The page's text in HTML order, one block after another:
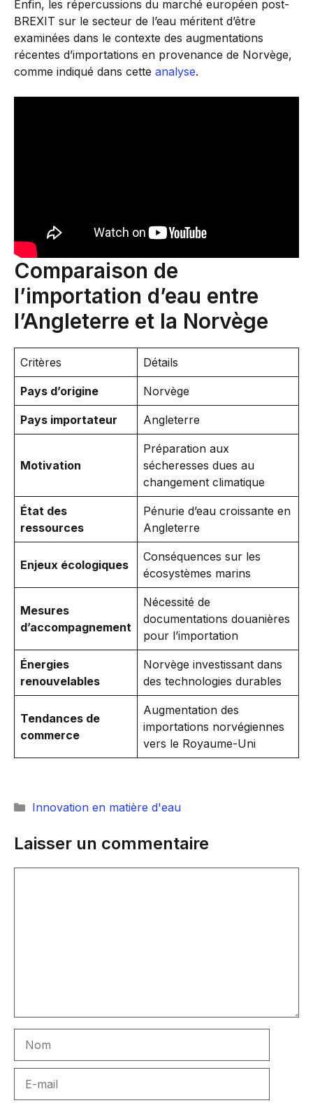
Enfin, les répercussions du marché européen post-
BREXIT sur le secteur de l’eau méritent d’être
examinées dans le contexte des augmentations
récentes d’importations en provenance de Norvège,
comme indiqué dans cette analyse.
Comparaison de
l’importation d’eau entre
l’Angleterre et la Norvège
Critères Détails
Pays d’origine Norvège
Pays importateur Angleterre
Motivation
Préparation aux
sécheresses dues au
changement climatique
État des
ressources
Pénurie d’eau croissante en
Angleterre
Enjeux écologiques
Conséquences sur les
écosystèmes marins
Mesures
d’accompagnement
Nécessité de
documentations douanières
pour l’importation
Énergies
renouvelables
Norvège investissant dans
des technologies durables
Tendances de
commerce
Augmentation des
importations norvégiennes
vers le Royaume-Uni
Catégories
Innovation en matière d'eau
Laisser un commentaire
mail